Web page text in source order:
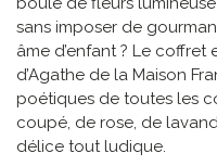
sans imposer de
âme d’enfant ? Le
d’Agathe de la Maison
poétiques de toutes les
coupé, de rose, de
délice tout ludique.